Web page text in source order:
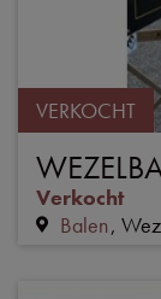
VERKOCHT
Verkocht
Balen